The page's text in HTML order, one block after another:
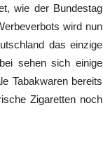
wie der Bundestag
wird nun
das einzige
sehen sich einige
Tabakwaren bereits
Zigaretten noch